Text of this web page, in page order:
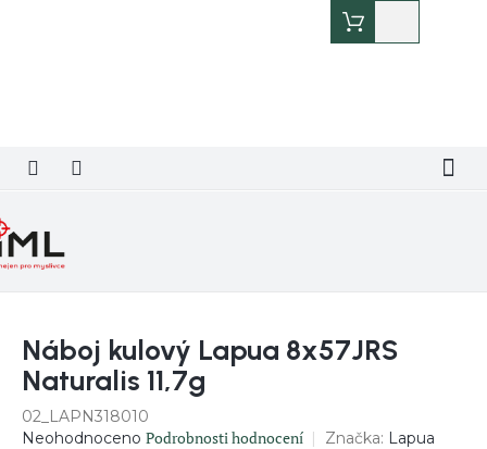
košík
Náboj kulový Lapua 8x57JRS
Naturalis 11,7g
02_LAPN318010
Průměrné
Neohodnoceno Podrobnosti hodnocení Značka: Lapua